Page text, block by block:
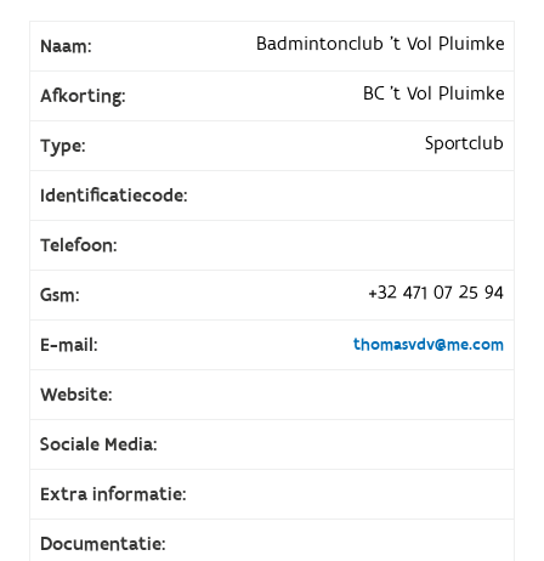
Naam: Badmintonclub 't Vol Pluimke
Afkorting: BC 't Vol Pluimke
Type: Sportclub
Identificatiecode:
Telefoon:
Gsm: +32 471 07 25 94
E-mail: thomasvdv@me.com
Website:
Sociale Media:
Extra informatie:
Documentatie: